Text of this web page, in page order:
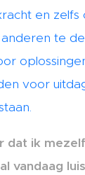
en zelfs
te
voor
dat ik
vandaag